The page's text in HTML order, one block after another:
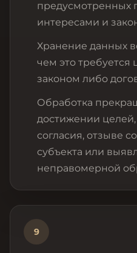
предусмотренных
интересами и
Хранение данных
чем это требуется
законом либо
Обработка
достижении
согласия, отзыве
субъекта или
неправомерной
9